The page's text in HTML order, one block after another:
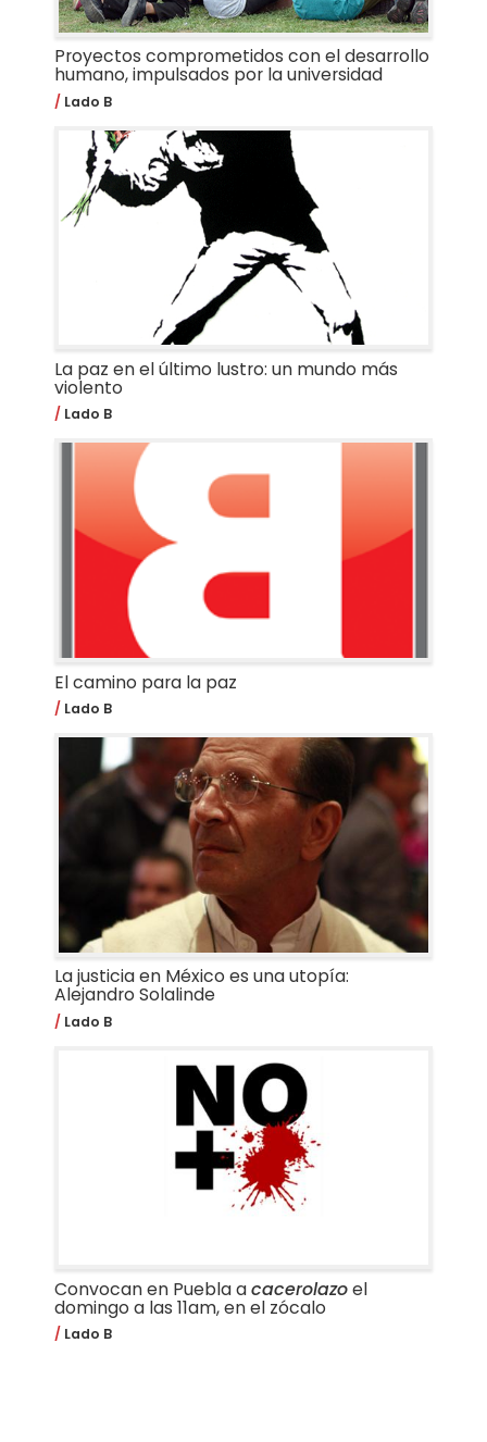
Proyectos comprometidos con el desarrollo
humano, impulsados por la universidad
Lado B
La paz en el último lustro: un mundo más
violento
Lado B
El camino para la paz
Lado B
La justicia en México es una utopía:
Alejandro Solalinde
Lado B
Convocan en Puebla acacerolazoel
domingo a las 11am, en el zócalo
Lado B